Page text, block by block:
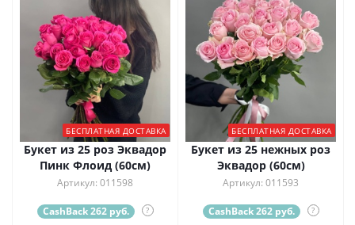
БЕСПЛАТНАЯ ДОСТАВКА
Букет из 25 роз Эквадор
Пинк Флоид (60см)
Артикул: 011598
CashBack 262 руб. ?
БЕСПЛАТНАЯ ДОСТАВКА
Букет из 25 нежных роз
Эквадор (60см)
Артикул: 011593
CashBack 262 руб. ?